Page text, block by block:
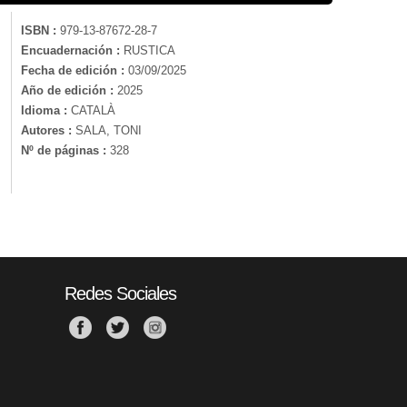
ISBN : 979-13-87672-28-7
Encuadernación : RUSTICA
Fecha de edición : 03/09/2025
Año de edición : 2025
Idioma : CATALÀ
Autores : SALA, TONI
Nº de páginas : 328
Redes Sociales